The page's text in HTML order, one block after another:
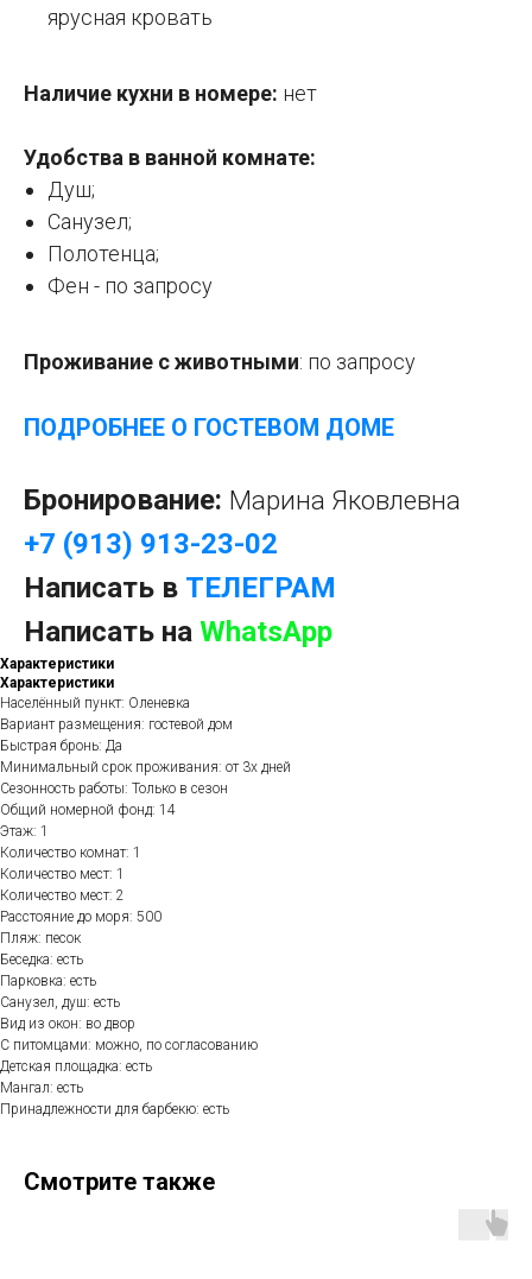
ярусная кровать
Наличие кухни в номере: нет
Удобства в ванной комнате:
Душ;
Санузел;
Полотенца;
Фен - по запросу
Проживание с животными: по запросу
ПОДРОБНЕЕ О ГОСТЕВОМ ДОМЕ
Бронирование: Марина Яковлевна
+7 (913) 913-23-02
Написать в ТЕЛЕГРАМ
Написать на WhatsApp
Характеристики
Характеристики
Населённый пункт: Оленевка
Вариант размещения: гостевой дом
Быстрая бронь: Да
Минимальный срок проживания: от 3х дней
Сезонность работы: Только в сезон
Общий номерной фонд: 14
Этаж: 1
Количество комнат: 1
Количество мест: 1
Количество мест: 2
Расстояние до моря: 500
Пляж: песок
Беседка: есть
Парковка: есть
Санузел, душ: есть
Вид из окон: во двор
С питомцами: можно, по согласованию
Детская площадка: есть
Мангал: есть
Принадлежности для барбекю: есть
Смотрите также